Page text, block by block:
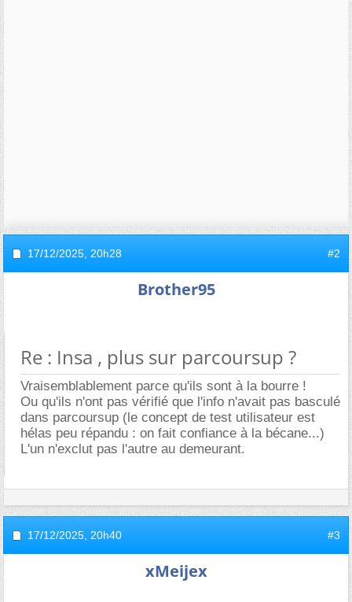
17/12/2025, 20h28 #2
Brother95
Re : Insa , plus sur parcoursup ?
Vraisemblablement parce qu'ils sont à la bourre !
Ou qu'ils n'ont pas vérifié que l'info n'avait pas basculé
dans parcoursup (le concept de test utilisateur est
hélas peu répandu : on fait confiance à la bécane...)
L'un n'exclut pas l'autre au demeurant.
17/12/2025, 20h40 #3
xMeijex